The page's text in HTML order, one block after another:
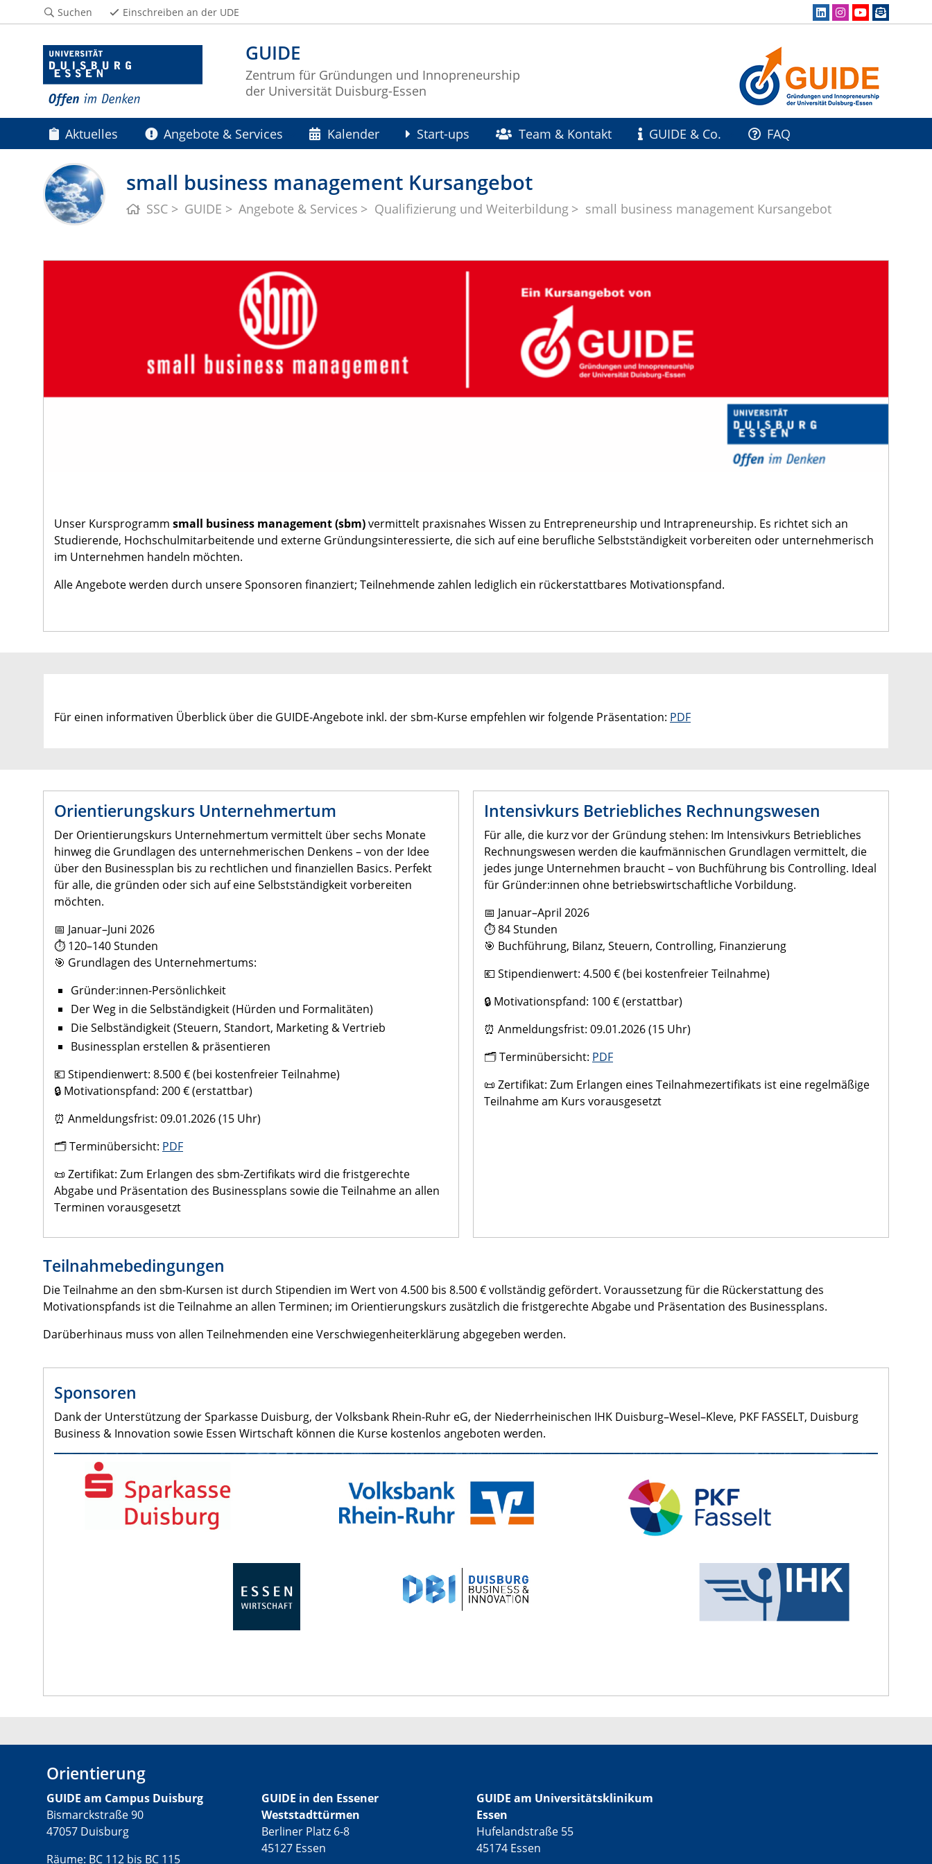
GUIDE
Zentrum für Gründungen und Innopreneurship
der Universität Duisburg-Essen
Suchen Einschreiben an der UDE
Aktuelles Angebote & Services Kalender Start-ups Team & Kontakt GUIDE & Co. FAQ
small business management Kursangebot
SSC GUIDE Angebote & Services Qualifizierung und Weiterbildung small business management Kursangebot
Unser Kursprogramm small business management (sbm)vermittelt praxisnahes Wissen zu Entrepreneurship und Intrapreneurship. Es richtet sich an
Studierende, Hochschulmitarbeitende und externe Gründungsinteressierte, die sich auf eine berufliche Selbstständigkeit vorbereiten oder unternehmerisch
im Unternehmen handeln möchten.
Alle Angebote werden durch unsere Sponsoren finanziert; Teilnehmende zahlen lediglich ein rückerstattbares Motivationspfand.
Für einen informativen Überblick über die GUIDE-Angebote inkl. der sbm-Kurse empfehlen wir folgende Präsentation: PDF
Orientierungskurs Unternehmertum
Der Orientierungskurs Unternehmertum vermittelt über sechs Monate
hinweg die Grundlagen des unternehmerischen Denkens – von der Idee
über den Businessplan bis zu rechtlichen und finanziellen Basics. Perfekt
für alle, die gründen oder sich auf eine Selbstständigkeit vorbereiten
möchten.
📅 Januar–Juni 2026
⏱ 120–140 Stunden
🎯 Grundlagen des Unternehmertums:
Gründer:innen-Persönlichkeit
Der Weg in die Selbständigkeit (Hürden und Formalitäten)
Die Selbständigkeit (Steuern, Standort, Marketing & Vertrieb
Businessplan erstellen & präsentieren
💶 Stipendienwert: 8.500 € (bei kostenfreier Teilnahme)
🔒 Motivationspfand: 200 € (erstattbar)
⏰ Anmeldungsfrist: 09.01.2026 (15 Uhr)
🗂️ Terminübersicht: PDF
📜 Zertifikat: Zum Erlangen des sbm-Zertifikats wird die fristgerechte
Abgabe und Präsentation des Businessplans sowie die Teilnahme an allen
Terminen vorausgesetzt
Intensivkurs Betriebliches Rechnungswesen
Für alle, die kurz vor der Gründung stehen: Im Intensivkurs Betriebliches
Rechnungswesen werden die kaufmännischen Grundlagen vermittelt, die
jedes junge Unternehmen braucht – von Buchführung bis Controlling. Ideal
für Gründer:innen ohne betriebswirtschaftliche Vorbildung.
📅 Januar–April 2026
⏱ 84 Stunden
🎯 Buchführung, Bilanz, Steuern, Controlling, Finanzierung
💶 Stipendienwert: 4.500 € (bei kostenfreier Teilnahme)
🔒 Motivationspfand: 100 € (erstattbar)
⏰ Anmeldungsfrist: 09.01.2026 (15 Uhr)
🗂️ Terminübersicht: PDF
📜 Zertifikat: Zum Erlangen eines Teilnahmezertifikats ist eine regelmäßige
Teilnahme am Kurs vorausgesetzt
Teilnahmebedingungen
Die Teilnahme an den sbm-Kursen ist durch Stipendien im Wert von 4.500 bis 8.500 € vollständig gefördert. Voraussetzung für die Rückerstattung des
Motivationspfands ist die Teilnahme an allen Terminen; im Orientierungskurs zusätzlich die fristgerechte Abgabe und Präsentation des Businessplans.
Darüberhinaus muss von allen Teilnehmenden eine Verschwiegenheiterklärung abgegeben werden.
Sponsoren
Dank der Unterstützung der Sparkasse Duisburg, der Volksbank Rhein-Ruhr eG, der Niederrheinischen IHK Duisburg–Wesel–Kleve, PKF FASSELT, Duisburg
Business & Innovation sowie Essen Wirtschaft können die Kurse kostenlos angeboten werden.
Orientierung
GUIDE am Campus Duisburg
Bismarckstraße 90
47057 Duisburg
Räume: BC 112 bis BC 115
GUIDE in den Essener
Weststadttürmen
Berliner Platz 6-8
45127 Essen
GUIDE am Universitätsklinikum
Essen
Hufelandstraße 55
45174 Essen